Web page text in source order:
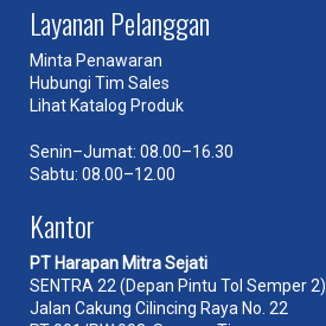
Layanan Pelanggan
Minta Penawaran
Hubungi Tim Sales
Lihat Katalog Produk
Senin–Jumat: 08.00–16.30
Sabtu: 08.00–12.00
Kantor
PT Harapan Mitra Sejati
SENTRA 22 (Depan Pintu Tol Semper 2)
Jalan Cakung Cilincing Raya No. 22